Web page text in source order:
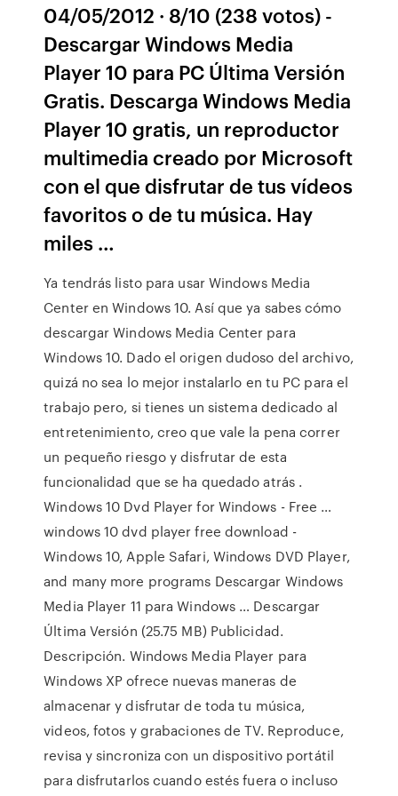
04/05/2012 · 8/10 (238 votos) -
Descargar Windows Media
Player 10 para PC Última Versión
Gratis. Descarga Windows Media
Player 10 gratis, un reproductor
multimedia creado por Microsoft
con el que disfrutar de tus vídeos
favoritos o de tu música. Hay
miles …
Ya tendrás listo para usar Windows Media
Center en Windows 10. Así que ya sabes cómo
descargar Windows Media Center para
Windows 10. Dado el origen dudoso del archivo,
quizá no sea lo mejor instalarlo en tu PC para el
trabajo pero, si tienes un sistema dedicado al
entretenimiento, creo que vale la pena correr
un pequeño riesgo y disfrutar de esta
funcionalidad que se ha quedado atrás .
Windows 10 Dvd Player for Windows - Free …
windows 10 dvd player free download -
Windows 10, Apple Safari, Windows DVD Player,
and many more programs Descargar Windows
Media Player 11 para Windows … Descargar
Última Versión (25.75 MB) Publicidad.
Descripción. Windows Media Player para
Windows XP ofrece nuevas maneras de
almacenar y disfrutar de toda tu música,
videos, fotos y grabaciones de TV. Reproduce,
revisa y sincroniza con un dispositivo portátil
para disfrutarlos cuando estés fuera o incluso